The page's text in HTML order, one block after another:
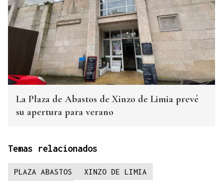
La Plaza de Abastos de Xinzo de Limia prevé
su apertura para verano
Temas relacionados
PLAZA ABASTOS
XINZO DE LIMIA